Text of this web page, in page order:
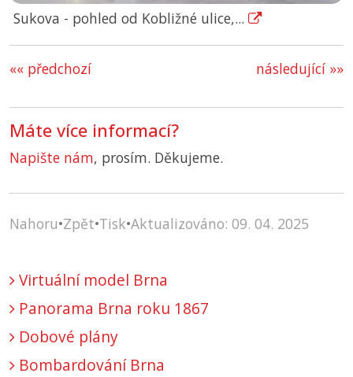
Sukova - pohled od Kobližné ulice,...
«« předchozí následující »»
Máte více informací?
Napište nám, prosím. Děkujeme.
Nahoru•Zpět•Tisk•Aktualizováno: 09. 04. 2025
Virtuální model Brna
Panorama Brna roku 1867
Dobové plány
Bombardování Brna